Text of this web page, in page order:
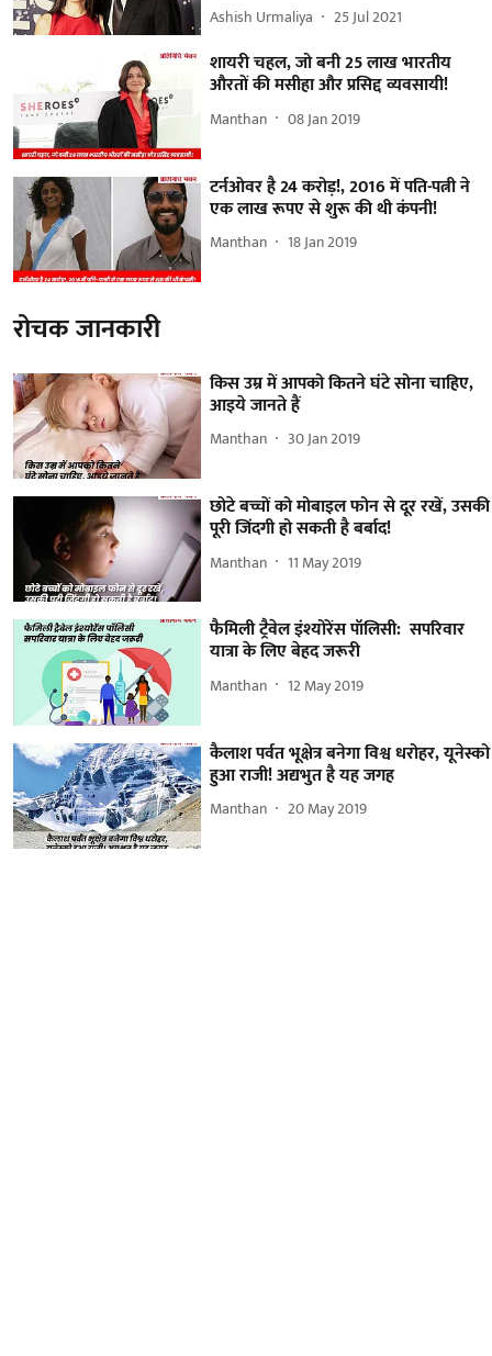
Ashish Urmaliya 25 Jul 2021
शायरी चहल, जो बनी 25 लाख भारतीय
औरतों की मसीहा और प्रसिद्द व्यवसायी!
Manthan 08 Jan 2019
टर्नओवर है 24 करोड़!, 2016 में पति-पत्नी ने
एक लाख रूपए से शुरू की थी कंपनी!
Manthan 18 Jan 2019
रोचक जानकारी
किस उम्र में आपको कितने घंटे सोना चाहिए,
आइये जानते हैं
Manthan 30 Jan 2019
छोटे बच्चों को मोबाइल फोन से दूर रखें, उसकी
पूरी जिंदगी हो सकती है बर्बाद!
Manthan 11 May 2019
फैमिली ट्रैवेल इंश्योरेंस पॉलिसी: सपरिवार
यात्रा के लिए बेहद जरूरी
Manthan 12 May 2019
कैलाश पर्वत भूक्षेत्र बनेगा विश्व धरोहर, यूनेस्को
हुआ राजी! अद्यभुत है यह जगह
Manthan 20 May 2019